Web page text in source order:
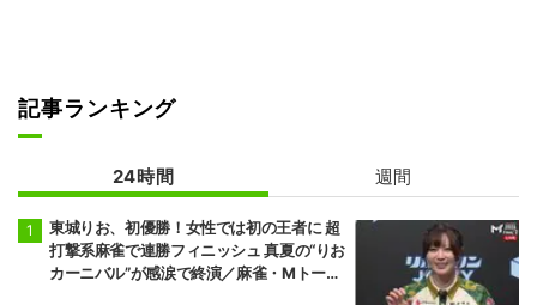
記事ランキング
24時間 週間
東城りお、初優勝！女性では初の王者に 超
打撃系麻雀で連勝フィニッシュ 真夏の“りお
カーニバル”が感涙で終演／麻雀・Mトーナ